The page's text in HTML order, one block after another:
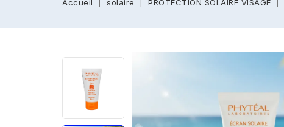
Accueil solaire PROTECTION SOLAIRE VISAGE